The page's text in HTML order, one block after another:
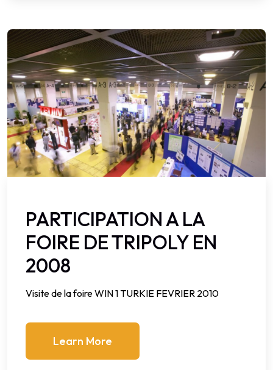
PARTICIPATION A LA
FOIRE DE TRIPOLY EN
2008
Visite de la foire WIN 1 TURKIE FEVRIER 2010
Learn More